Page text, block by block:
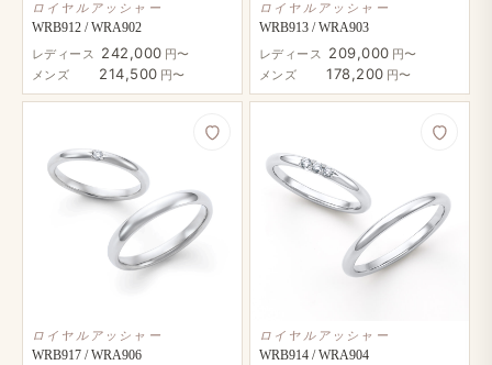
ロイヤルアッシャー
WRB912 / WRA902
レディース 242,000 円〜
メンズ
214,500 円〜
ロイヤルアッシャー
WRB913 / WRA903
レディース 209,000 円〜
メンズ
178,200 円〜
ロイヤルアッシャー
WRB917 / WRA906
ロイヤルアッシャー
WRB914 / WRA904